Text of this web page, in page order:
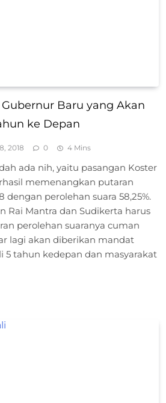
Baru yang Akan
ke Depan
2018 0 4 Mins
ada nih, yaitu pasangan Koster
memenangkan putaran
dengan perolehan suara 58,25%.
Rai Mantra dan Sudikerta harus
perolehan suaranya cuman
lagi akan diberikan mandat
tahun kedepan dan masyarakat